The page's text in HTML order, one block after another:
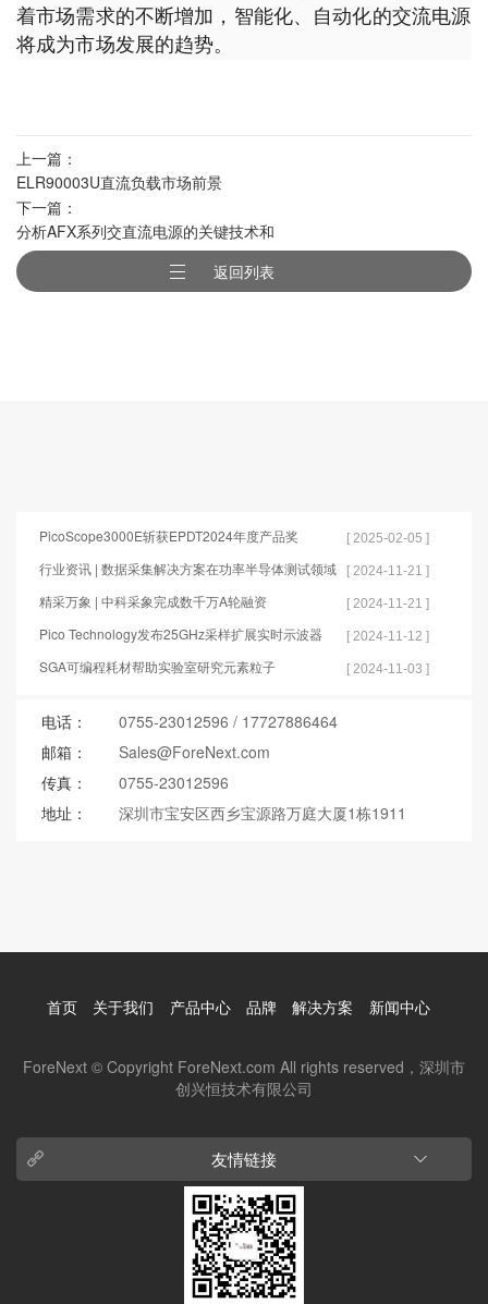
着市场需求的不断增加，智能化、自动化的交流电源
将成为市场发展的趋势。
上一篇：
ELR90003U直流负载市场前景
下一篇：
分析AFX系列交直流电源的关键技术和
应用特点
返回列表
PicoScope3000E斩获EPDT2024年度产品奖 [ 2025-02-05 ]
行业资讯 | 数据采集解决方案在功率半导体测试领域
的应用
[ 2024-11-21 ]
精采万象 | 中科采象完成数千万A轮融资 [ 2024-11-21 ]
Pico Technology发布25GHz采样扩展实时示波器 [ 2024-11-12 ]
SGA可编程耗材帮助实验室研究元素粒子 [ 2024-11-03 ]
电话： 0755-23012596 / 17727886464
邮箱：
Sales@ForeNext.com
传真：
0755-23012596
地址：
深圳市宝安区西乡宝源路万庭大厦1栋1911
首页 关于我们 产品中心 品牌 解决方案 新闻中心
ForeNext © Copyright ForeNext.com All rights reserved，深圳市
创兴恒技术有限公司
友情链接